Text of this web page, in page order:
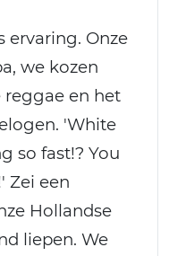
ervaring. Onze
we kozen
reggae en het
'White
so fast!? You
Zei een
Hollandse
liepen. We